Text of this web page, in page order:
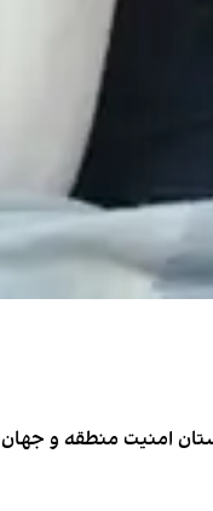
امنیت منطقه و جهان